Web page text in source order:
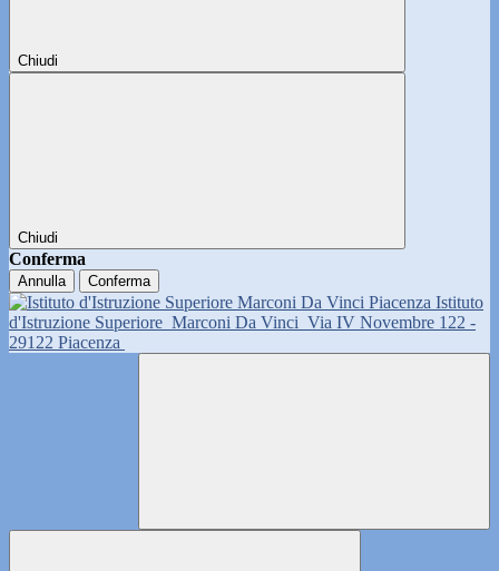
Chiudi
Chiudi
Conferma
Annulla Conferma
Istituto
d'Istruzione Superiore Marconi Da Vinci Via IV Novembre 122 -
29122 Piacenza